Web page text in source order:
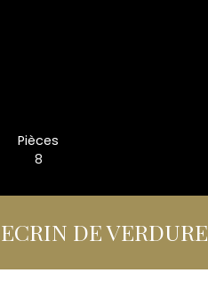
Pièces
8
DE VERDURE